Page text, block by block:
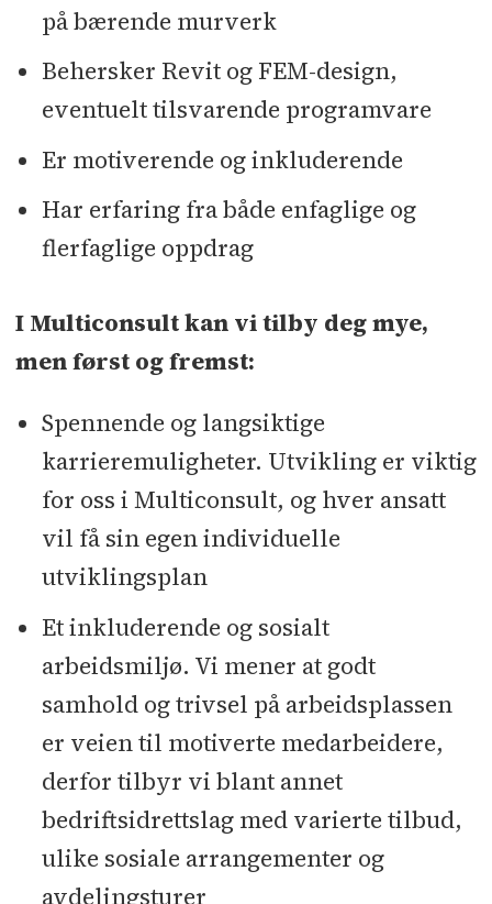
på bærende murverk
Behersker Revit og FEM-design,
eventuelt tilsvarende programvare
Er motiverende og inkluderende
Har erfaring fra både enfaglige og
flerfaglige oppdrag
I Multiconsult kan vi tilby deg mye,
men først og fremst:
Spennende og langsiktige
karrieremuligheter. Utvikling er viktig
for oss i Multiconsult, og hver ansatt
vil få sin egen individuelle
utviklingsplan
Et inkluderende og sosialt
arbeidsmiljø. Vi mener at godt
samhold og trivsel på arbeidsplassen
er veien til motiverte medarbeidere,
derfor tilbyr vi blant annet
bedriftsidrettslag med varierte tilbud,
ulike sosiale arrangementer og
avdelingsturer